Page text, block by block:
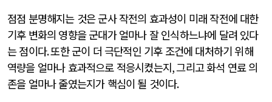
점점 분명해지는 것은 군사 작전의 효과성이 미래 작전에 대한
기후 변화의 영향을 군대가 얼마나 잘 인식하느냐에 달려 있다
는 점이다.또한 군이 더 극단적인 기후 조건에 대처하기 위해
역량을 얼마나 효과적으로 적응시켰는지,그리고 화석 연료 의
존을 얼마나 줄였는지가 핵심이 될 것이다.